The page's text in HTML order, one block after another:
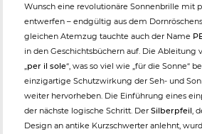
Wunsch eine revolutionäre Sonnenbrille mit
entwerfen – endgültig aus dem
gleichen Atemzug tauchte auch der Name
in den Geschichtsbüchern auf. Die Ableitung
„per il sole“, was so viel wie „für die Sonne“
einzigartige Schutzwirkung der Seh- und
weiter hervorheben. Die Einführung eines
der nächste logische Schritt. Der Silberpfeil,
Design an antike Kurzschwerter anlehnt,